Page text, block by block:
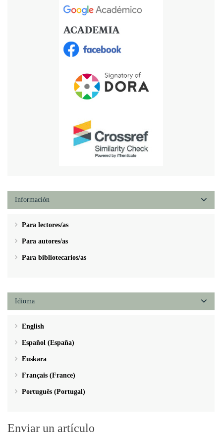
Información
Para lectores/as
Para autores/as
Para bibliotecarios/as
Idioma
English
Español (España)
Euskara
Français (France)
Português (Portugal)
Enviar un artículo